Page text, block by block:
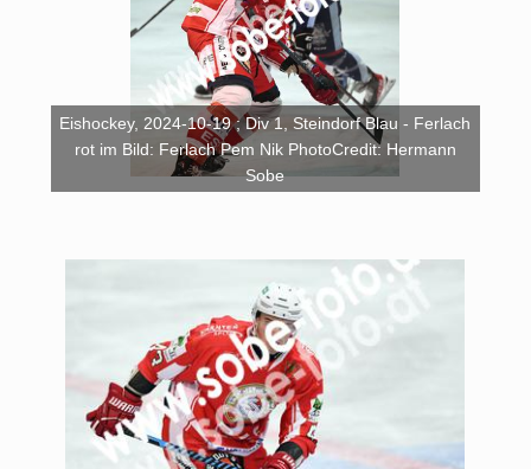
Eishockey, 2024-10-19 ; Div 1, Steindorf Blau - Ferlach
rot im Bild: Ferlach Pem Nik PhotoCredit: Hermann
Sobe